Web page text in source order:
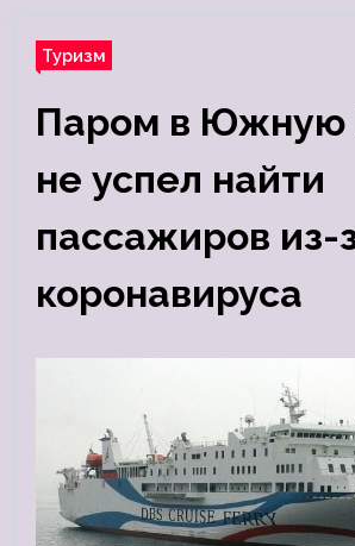
Туризм
Паром в Южную
не успел найти
пассажиров из-
коронавируса